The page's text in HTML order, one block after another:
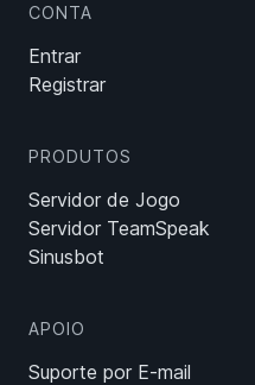
CONTA
Entrar
Registrar
PRODUTOS
Servidor de Jogo
Servidor TeamSpeak
Sinusbot
APOIO
Suporte por E-mail